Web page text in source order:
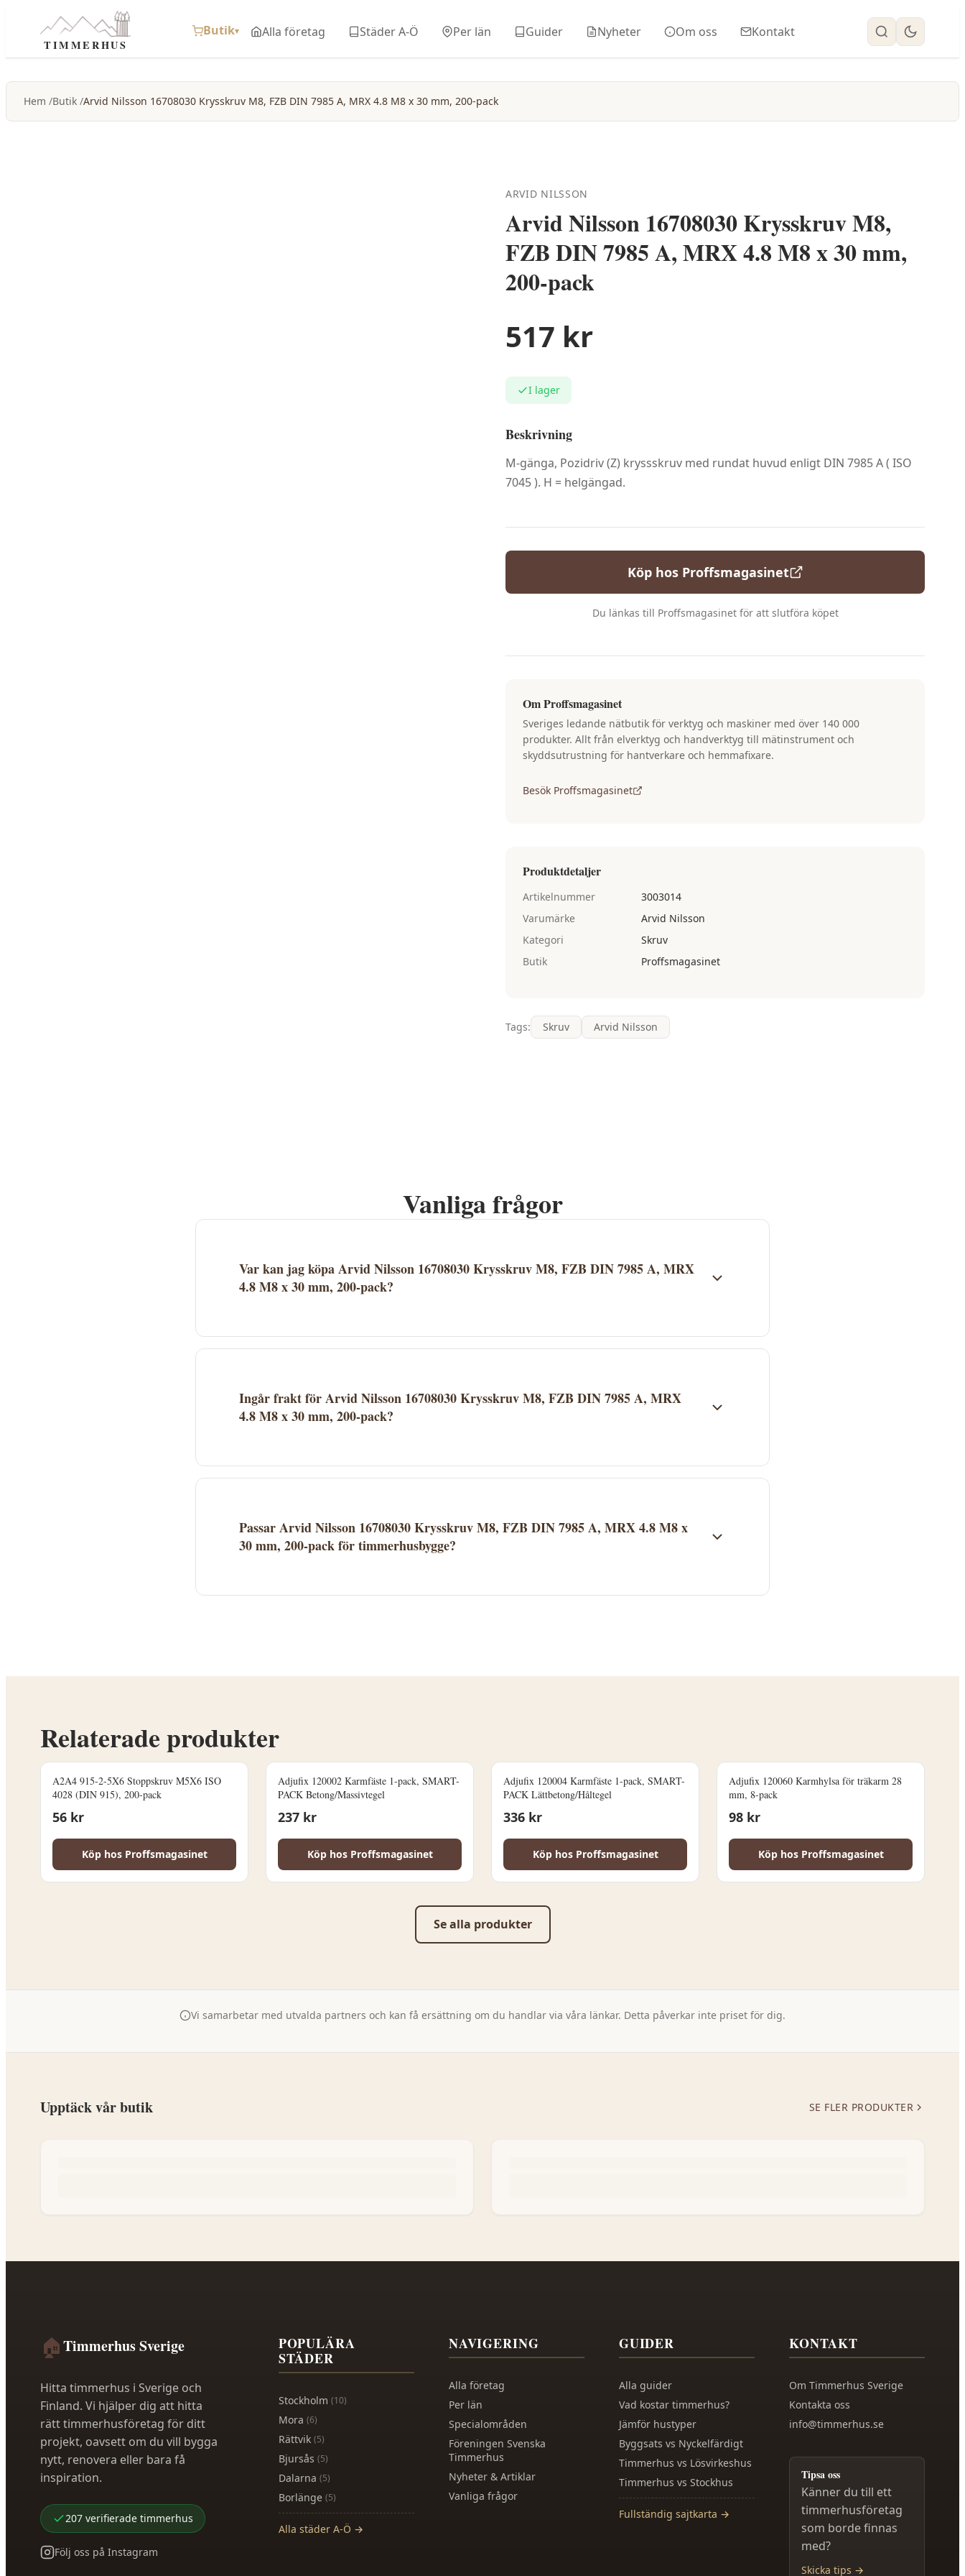
TIMMERHUS
Butik▾ Alla företag Städer A-Ö Per län Guider Nyheter Om oss Kontakt
Hem Butik Arvid Nilsson 16708030 Krysskruv M8, FZB DIN 7985 A, MRX 4.8 M8 x 30 mm, 200-pack
ARVID NILSSON
Arvid Nilsson 16708030 Krysskruv M8,
FZB DIN 7985 A, MRX 4.8 M8 x 30 mm,
200-pack
517 kr
I lager
Beskrivning
M-gänga, Pozidriv (Z) kryssskruv med rundat huvud enligt DIN 7985 A ( ISO
7045 ). H = helgängad.
Köp hos Proffsmagasinet
Du länkas till Proffsmagasinetför att slutföra köpet
OmProffsmagasinet
Sveriges ledande nätbutik för verktyg och maskiner med över 140 000
produkter. Allt från elverktyg och handverktyg till mätinstrument och
skyddsutrustning för hantverkare och hemmafixare.
Besök Proffsmagasinet
Produktdetaljer
Artikelnummer
3003014
Varumärke
Arvid Nilsson
Kategori
Skruv
Butik
Proffsmagasinet
Tags: Skruv Arvid Nilsson
Vanliga frågor
Var kan jag köpa Arvid Nilsson 16708030 Krysskruv M8, FZB DIN 7985 A, MRX
4.8 M8 x 30 mm, 200-pack?
Proffsmagasinet. Klicka på "Köp" för att gå direkt till butiken och genomföra köpet. Aktuellt pris
Ingår frakt för Arvid Nilsson 16708030 Krysskruv M8, FZB DIN 7985 A, MRX
4.8 M8 x 30 mm, 200-pack?
webbplats. Många leverantörer erbjuder fri frakt över ett visst belopp.
Passar Arvid Nilsson 16708030 Krysskruv M8, FZB DIN 7985 A, MRX 4.8 M8 x
30 mm, 200-pack för timmerhusbygge?
Relaterade produkter
A2A4 915-2-5X6 Stoppskruv M5X6 ISO
4028 (DIN 915), 200-pack
56 kr
Köp hos Proffsmagasinet
Adjufix 120002 Karmfäste 1-pack, SMART-
PACK Betong/Massivtegel
237 kr
Köp hos Proffsmagasinet
Adjufix 120004 Karmfäste 1-pack, SMART-
PACK Lättbetong/Håltegel
336 kr
Köp hos Proffsmagasinet
Adjufix 120060 Karmhylsa för träkarm 28
mm, 8-pack
98 kr
Köp hos Proffsmagasinet
Se alla produkter
Vi samarbetar med utvalda partners och kan få ersättning om du handlar via våra länkar. Detta påverkar inte priset för dig.
Upptäck vår butik SE FLER PRODUKTER
🏠Timmerhus Sverige
Hitta timmerhus i Sverige och
Finland. Vi hjälper dig att hitta
rätt timmerhusföretag för ditt
projekt, oavsett om du vill bygga
nytt, renovera eller bara få
inspiration.
207 verifierade timmerhus
Följ oss på Instagram
POPULÄRA
STÄDER
Stockholm (10)
Mora (6)
Rättvik (5)
Bjursås (5)
Dalarna (5)
Borlänge (5)
Alla städer A-Ö →
NAVIGERING
Alla företag
Per län
Specialområden
Föreningen Svenska
Timmerhus
Nyheter & Artiklar
Vanliga frågor
GUIDER
Alla guider
Vad kostar timmerhus?
Jämför hustyper
Byggsats vs Nyckelfärdigt
Timmerhus vs Lösvirkeshus
Timmerhus vs Stockhus
Fullständig sajtkarta →
KONTAKT
Om Timmerhus Sverige
Kontakta oss
info@timmerhus.se
Tipsa oss
Känner du till ett
timmerhusföretag
som borde finnas
med?
Skicka tips →